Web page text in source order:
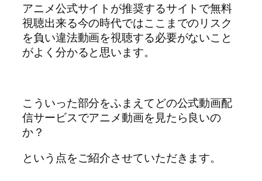
アニメ公式サイトが推奨するサイトで無料
視聴出来る今の時代ではここまでのリスク
を負い違法動画を視聴する必要がないこと
がよく分かると思います。
こういった部分をふまえてどの公式動画配
信サービスでアニメ動画を見たら良いの
か？
という点をご紹介させていただきます。